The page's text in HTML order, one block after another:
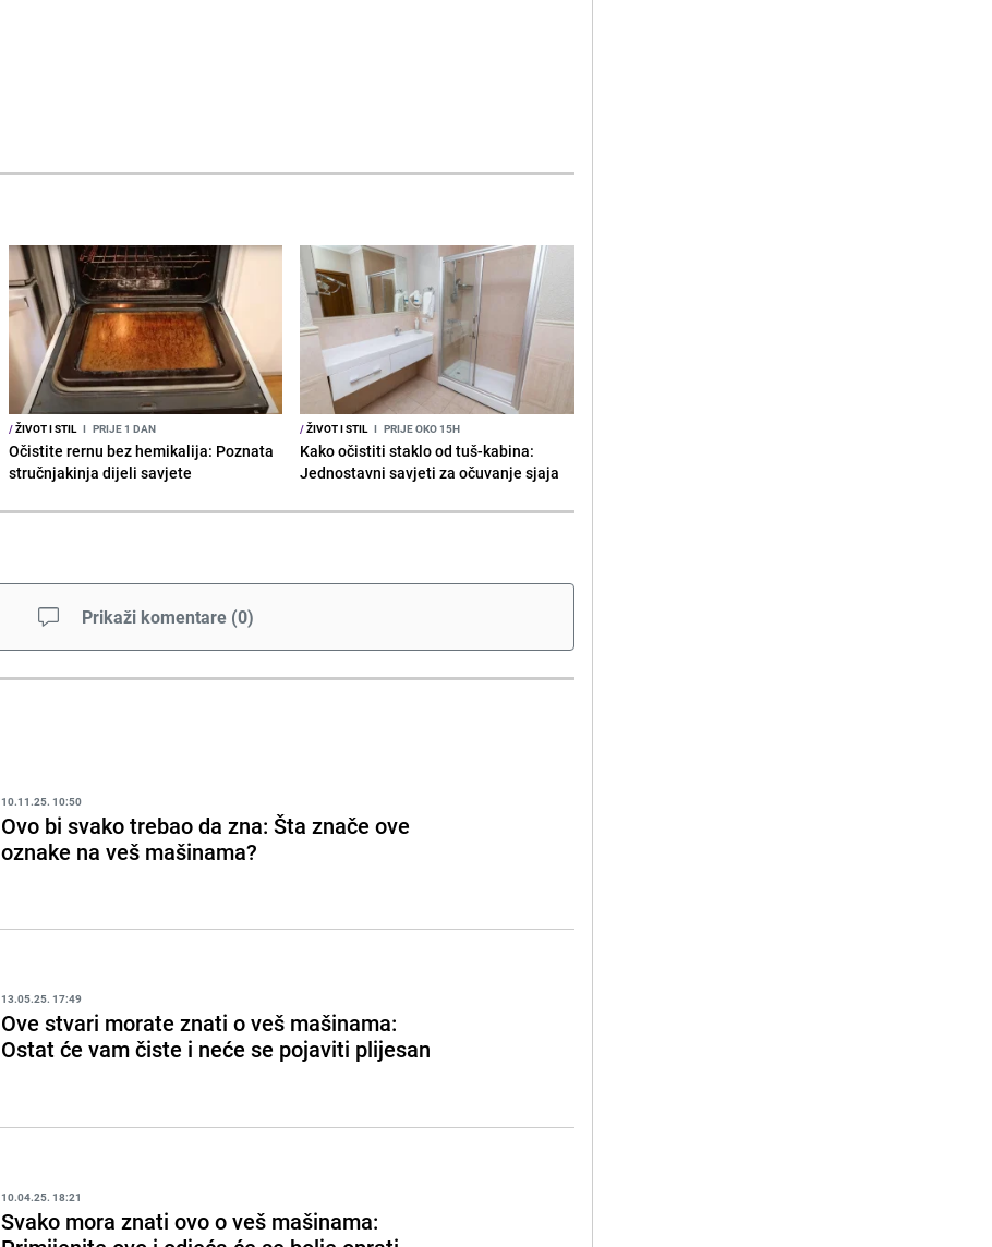
/ŽIVOT I STIL I PRIJE 1 DAN
Očistite rernu bez hemikalija: Poznata
stručnjakinja dijeli savjete
/ŽIVOT I STIL I PRIJE OKO 15H
Kako očistiti staklo od tuš-kabina:
Jednostavni savjeti za očuvanje sjaja
Prikaži komentare (0)
10.11.25. 10:50
Ovo bi svako trebao da zna: Šta znače ove
oznake na veš mašinama?
13.05.25. 17:49
Ove stvari morate znati o veš mašinama:
Ostat će vam čiste i neće se pojaviti plijesan
10.04.25. 18:21
Svako mora znati ovo o veš mašinama: